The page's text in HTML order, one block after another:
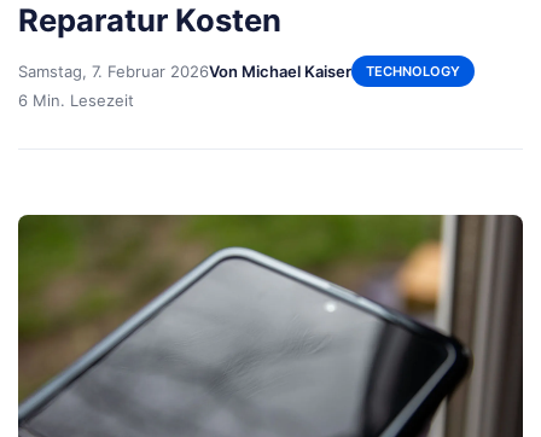
Reparatur Kosten
Samstag, 7. Februar 2026Von Michael Kaiser TECHNOLOGY
6 Min. Lesezeit